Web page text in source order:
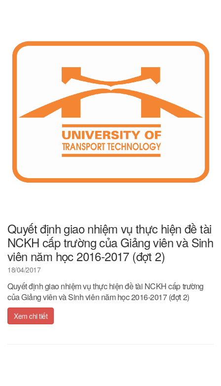
Quyết định giao nhiệm vụ thực hiện đề tài
NCKH cấp trường của Giảng viên và Sinh
viên năm học 2016-2017 (đợt 2)
18/04/2017
Quyết định giao nhiệm vụ thực hiện đề tài NCKH cấp trường
của Giảng viên và Sinh viên năm học 2016-2017 (đợt 2)
Xem chi tiết